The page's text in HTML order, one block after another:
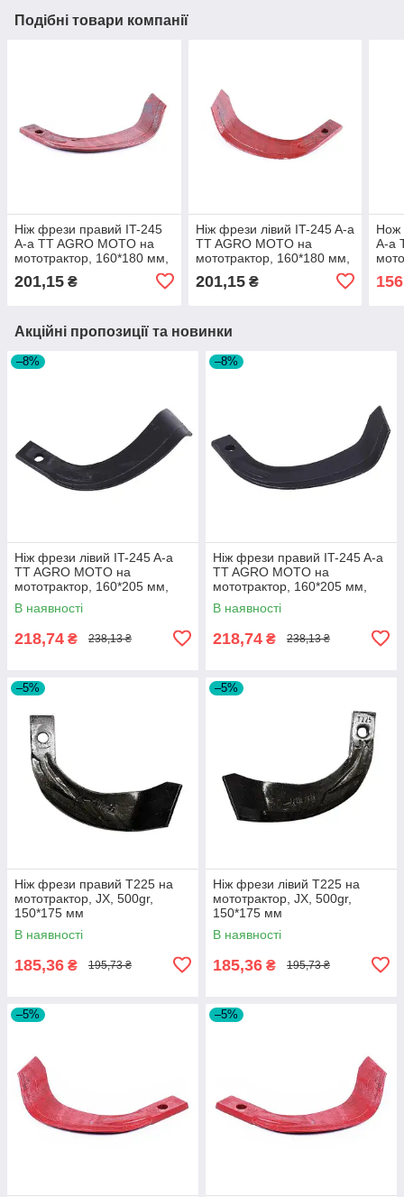
Подібні товари компанії
Ніж фрези правий IT-245
A-a TT AGRO MOTO на
мототрактор, 160*180 мм,
201,15 ₴
Ніж фрези лівий IT-245 A-a
TT AGRO MOTO на
мототрактор, 160*180 мм,
201,15₴
Нож
A-a
Акційні пропозиції та новинки
–8%
Ніж фрези лівий IT-245 A-a
TT AGRO MOTO на
мототрактор, 160*205 мм,
550 г
В наявності
218,74 ₴ 238,13 ₴
–8%
Ніж фрези правий IT-245 A-a
TT AGRO MOTO на
мототрактор, 160*205 мм,
550 г
В наявності
218,74 ₴ 238,13 ₴
–5%
Ніж фрези правий Т225 на
мототрактор, JX, 500gr,
150*175 мм
В наявності
185,36 ₴ 195,73 ₴
–5%
Ніж фрези лівий Т225 на
мототрактор, JX, 500gr,
150*175 мм
В наявності
185,36 ₴ 195,73 ₴
–5% –5%